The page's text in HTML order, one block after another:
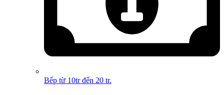
Bếp từ 10tr đến 20 tr.